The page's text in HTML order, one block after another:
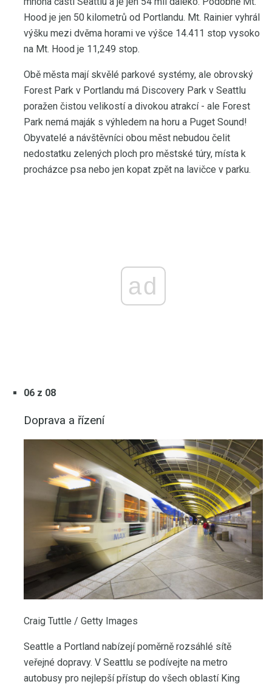
Hood je jen 50 kilometrů od Portlandu. Mt. Rainier vyhrál
výšku mezi dvěma horami ve výšce 14.411 stop vysoko
na Mt. Hood je 11,249 stop.
Obě města mají skvělé parkové systémy, ale obrovský
Forest Park v Portlandu má Discovery Park v Seattlu
poražen čistou velikostí a divokou atrakcí - ale Forest
Park nemá maják s výhledem na horu a Puget Sound!
Obyvatelé a návštěvníci obou měst nebudou čelit
nedostatku zelených ploch pro městské túry, místa k
procházce psa nebo jen kopat zpět na lavičce v parku.
ad
06 z 08
Doprava a řízení
Craig Tuttle / Getty Images
Seattle a Portland nabízejí poměrně rozsáhlé sítě
veřejné dopravy. V Seattlu se podívejte na metro
autobusy pro nejlepší přístup do všech oblastí King